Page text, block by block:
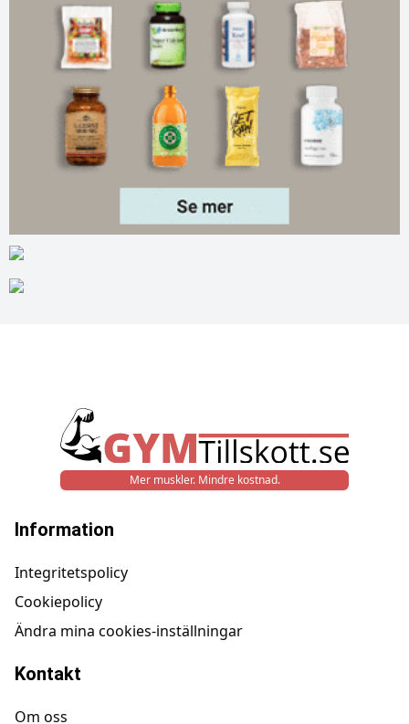
Mer muskler. Mindre kostnad.
Information
Integritetspolicy
Cookiepolicy
Ändra mina cookies-inställningar
Kontakt
Om oss